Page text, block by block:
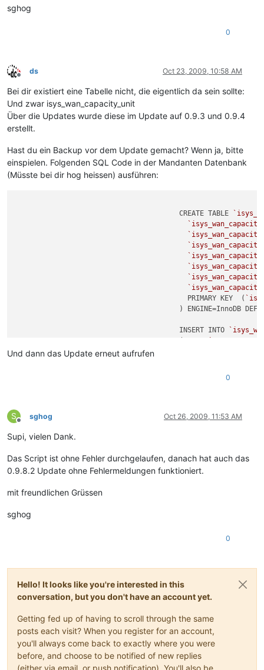
sghog
0
Offline
ds Oct 23, 2009, 10:58 AM
Bei dir existiert eine Tabelle nicht, die eigentlich da sein sollte:
Und zwar isys_wan_capacity_unit
Über die Updates wurde diese im Update auf 0.9.3 und 0.9.4
erstellt.
Hast du ein Backup vor dem Update gemacht? Wenn ja, bitte
einspielen. Folgenden SQL Code in der Mandanten Datenbank
(Müsste bei dir hog heissen) ausführen:
CREATE TABLE
					  PRIMARY KEY  (
					INSERT INTO
Und dann das Update erneut aufrufen
0
S
Offline
sghog Oct 26, 2009, 11:53 AM
Supi, vielen Dank.
Das Script ist ohne Fehler durchgelaufen, danach hat auch das
0.9.8.2 Update ohne Fehlermeldungen funktioniert.
mit freundlichen Grüssen
sghog
0
Hello! It looks like you're interested in this
conversation, but you don't have an account yet.
Getting fed up of having to scroll through the same
posts each visit? When you register for an account,
you'll always come back to exactly where you were
before, and choose to be notified of new replies
(either via email, or push notification). You'll also be